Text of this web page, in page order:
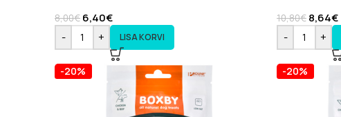
8,00€ 6,40€
-
+ LISA KORVI
10,80€ 8,64€
-
+
-20% -20%